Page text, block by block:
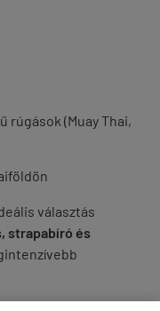
rúgások (Muay Thai,
választás
strapabíró és